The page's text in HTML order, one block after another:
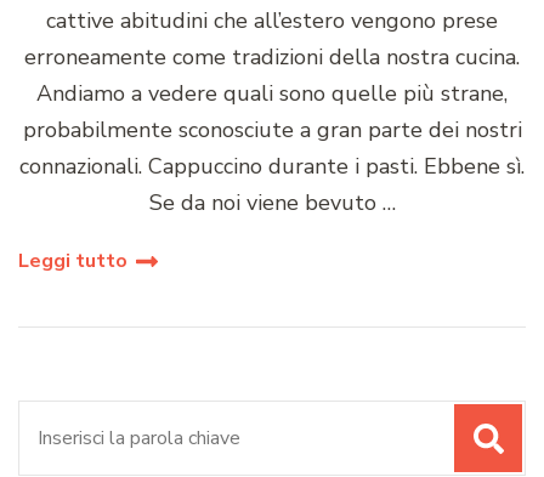
cattive abitudini che all’estero vengono prese
erroneamente come tradizioni della nostra cucina.
Andiamo a vedere quali sono quelle più strane,
probabilmente sconosciute a gran parte dei nostri
connazionali. Cappuccino durante i pasti. Ebbene sì.
Se da noi viene bevuto …
Leggi tutto